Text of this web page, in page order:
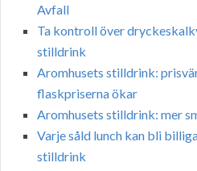
Avfall
Ta kontroll över
stilldrink
Aromhusets stilldrink:
flaskpriserna ökar
Aromhusets stilldrink: mer
Varje såld lunch kan bli
stilldrink